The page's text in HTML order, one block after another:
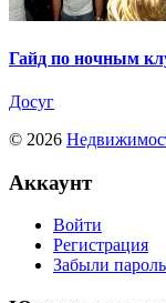
Гайд по ночным
Досуг
© 2026
Аккаунт
Войти
Регистрация
Забыли